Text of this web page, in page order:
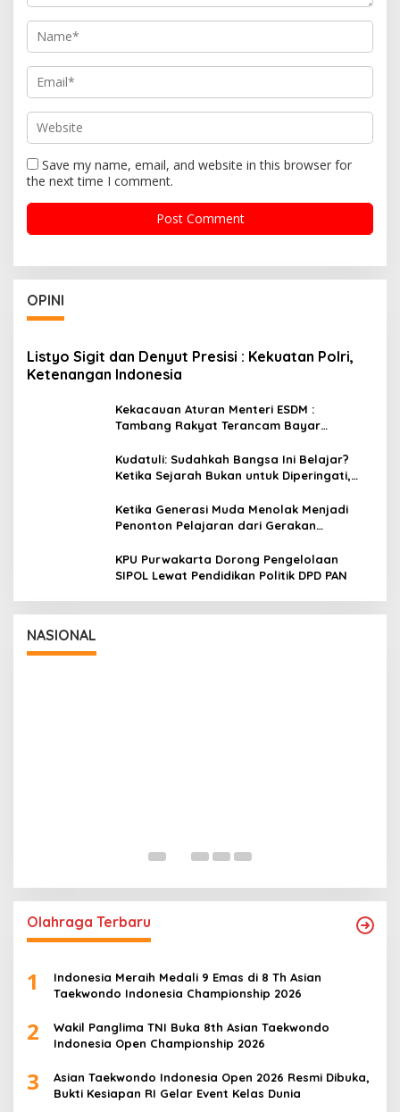
Save my name, email, and website in this browser for
the next time I comment.
OPINI
Listyo Sigit dan Denyut Presisi : Kekuatan Polri,
Ketenangan Indonesia
Kekacauan Aturan Menteri ESDM :
Tambang Rakyat Terancam Bayar
Kudatuli: Sudahkah Bangsa Ini Belajar?
Ketika Sejarah Bukan untuk Diperingati,
Ketika Generasi Muda Menolak Menjadi
Penonton Pelajaran dari Gerakan
KPU Purwakarta Dorong Pengelolaan
SIPOL Lewat Pendidikan Politik DPD PAN
NASIONAL
Negara Terima Warga Kehormatan dan
Brevet Korps Marinir
In Nasional
Olahraga Terbaru
1
Indonesia Meraih Medali 9 Emas di 8 Th Asian
Taekwondo Indonesia Championship 2026
2
Wakil Panglima TNI Buka 8th Asian Taekwondo
Indonesia Open Championship 2026
3
Asian Taekwondo Indonesia Open 2026 Resmi Dibuka,
Bukti Kesiapan RI Gelar Event Kelas Dunia